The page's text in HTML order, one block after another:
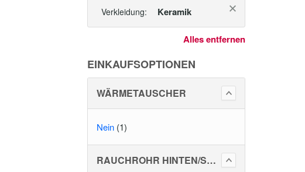
Verkleidung: Keramik
Alles entfernen
EINKAUFSOPTIONEN
WÄRMETAUSCHER
Nein (1)
RAUCHROHR HINTEN/SEITLICH